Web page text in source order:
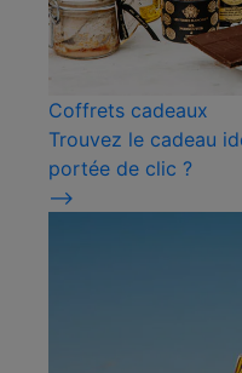
Coffrets cadeaux
Trouvez le cadeau
portée de clic ?
⟶